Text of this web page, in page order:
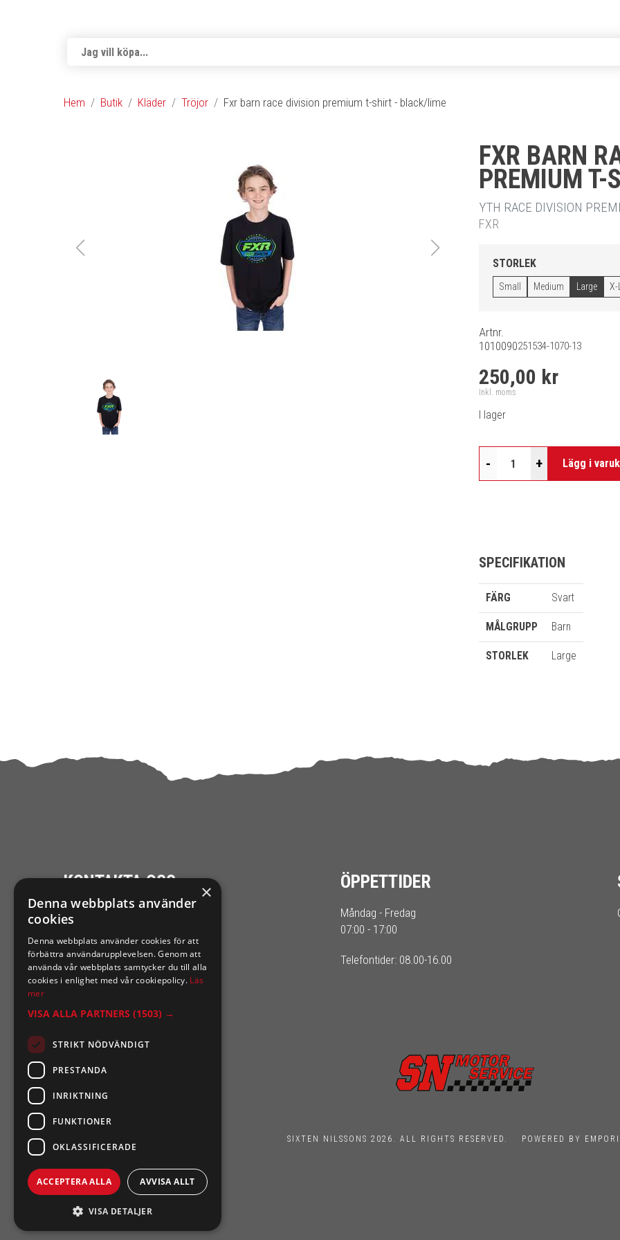
Hem Butik Kläder Tröjor Fxr barn race division premium t-shirt - black/lime
FXR BARN
PREMIUM T-
YTH RACE DIVISION
FXR
STORLEK
Small Medium Large X-
Artnr.
1010090251534-1070-13
250,00 kr
Inkl. moms
I lager
- + Lägg i
SPECIFIKATION
FÄRG Svart
MÅLGRUPP Barn
STORLEK Large
KONTAKTA OSS
Ångra mitt köp
0921-102 09
support@sixtennilssons.com
ÖPPETTIDER
Måndag - Fredag
07:00 - 17:00
Telefontider: 08.00-16.00
SIXTEN NILSSONS 2026. ALL RIGHTS RESERVED. POWERED BY
×
Denna webbplats använder
cookies
Denna webbplats använder cookies för att
förbättra användarupplevelsen. Genom att
använda vår webbplats samtycker du till alla
cookies i enlighet med vår cookiepolicy. Läs
mer
VISA ALLA PARTNERS (1503) →
STRIKT NÖDVÄNDIGT
PRESTANDA
INRIKTNING
FUNKTIONER
OKLASSIFICERADE
ACCEPTERA ALLA AVVISA ALLT
VISA DETALJER